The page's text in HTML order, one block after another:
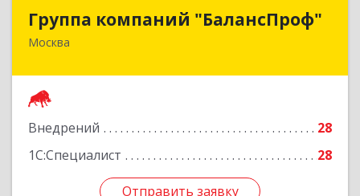
Группа компаний "БалансПроф"
Москва
Внедрений
28
1С:Специалист
28
Отправить заявку
Группа компаний "БалансПроф"
127238, Москва г, Локомотивный проезд, дом
Отправить заявку